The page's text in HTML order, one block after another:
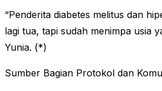
“Penderita diabetes melitus dan
lagi tua, tapi sudah menimpa usia
Yunia. (*)
Sumber Bagian Protokol dan